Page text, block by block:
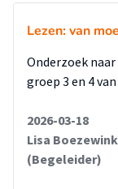
Lezen: van
Onderzoek
groep 3 en 4
2026-03-18
Lisa
(Begeleider)